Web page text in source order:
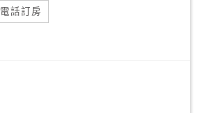
電話訂房